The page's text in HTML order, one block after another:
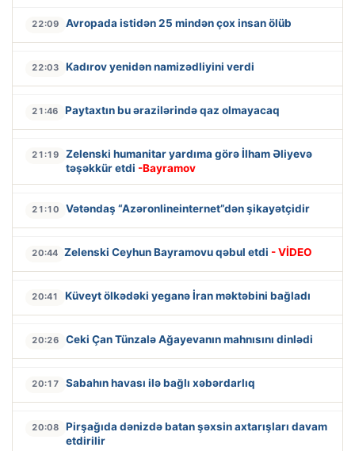
22:09 Avropada istidən 25 mindən çox insan ölüb
22:03 Kadırov yenidən namizədliyini verdi
21:46 Paytaxtın bu ərazilərində qaz olmayacaq
21:19
Zelenski humanitar yardıma görə İlham Əliyevə
təşəkkür etdi -Bayramov
21:10 Vətəndaş “Azəronlineinternet”dən şikayətçidir
20:44 Zelenski Ceyhun Bayramovu qəbul etdi - VİDEO
20:41 Küveyt ölkədəki yeganə İran məktəbini bağladı
20:26 Ceki Çan Tünzalə Ağayevanın mahnısını dinlədi
20:17 Sabahın havası ilə bağlı xəbərdarlıq
20:08
Pirşağıda dənizdə batan şəxsin axtarışları davam
etdirilir